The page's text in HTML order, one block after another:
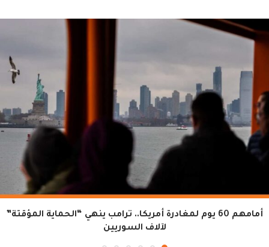
أمامهم 60 يوم لمغادرة أمريكا.. ترامب ينهي “الحماية المؤقتة”
لآلاف السوريين